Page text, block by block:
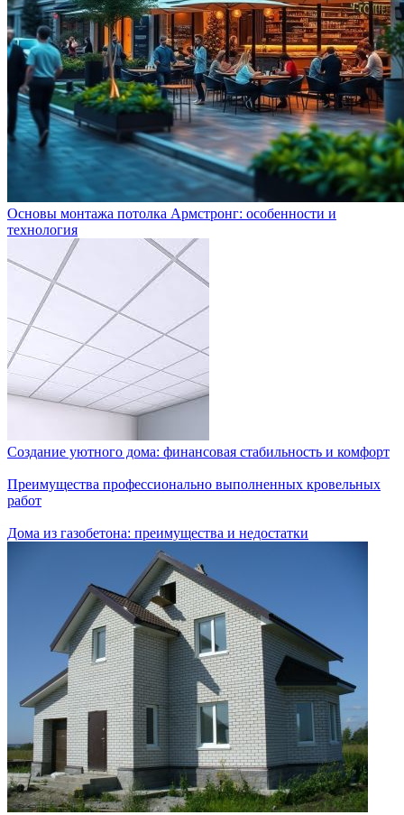
Основы монтажа потолка Армстронг: особенности и
технология
Создание уютного дома: финансовая стабильность и комфорт
Преимущества профессионально выполненных кровельных
работ
Дома из газобетона: преимущества и недостатки